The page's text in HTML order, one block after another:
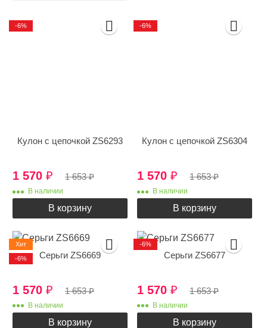
Кулон с цепочкой ZS6293
1 570 ₽ 1 653₽
В наличии
В корзину
-6%
Кулон с цепочкой ZS6304
1 570 ₽ 1 653₽
В наличии
В корзину
-6%
Серьги ZS6669
1 570 ₽ 1 653₽
В наличии
В корзину
Хит
-6%
Серьги ZS6677
1 570 ₽ 1 653₽
В наличии
В корзину
-6%